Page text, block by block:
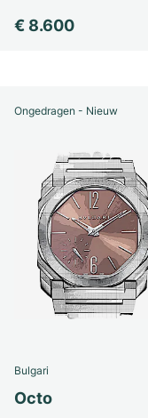
€ 8.600
Ongedragen - Nieuw
Bulgari
Octo